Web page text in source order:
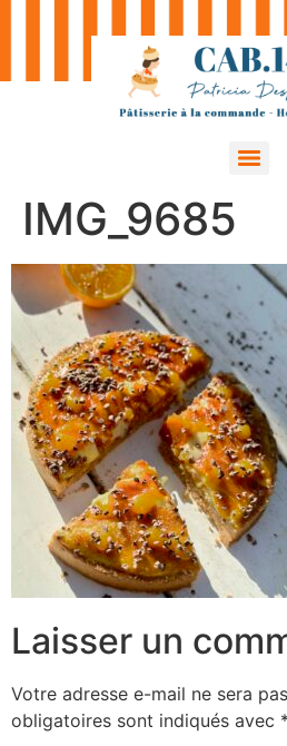
IMG_9685
Laisser un
Votre adresse e-mail ne sera
obligatoires sont indiqués avec *